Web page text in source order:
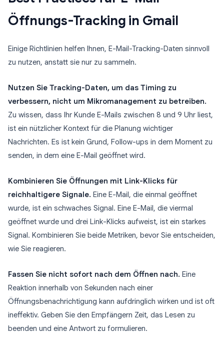
Öffnungs-Tracking in Gmail
Einige Richtlinien helfen Ihnen, E-Mail-Tracking-Daten sinnvoll
zu nutzen, anstatt sie nur zu sammeln.
Nutzen Sie Tracking-Daten, um das Timing zu
verbessern, nicht um Mikromanagement zu betreiben.
Zu wissen, dass Ihr Kunde E-Mails zwischen 8 und 9 Uhr liest,
ist ein nützlicher Kontext für die Planung wichtiger
Nachrichten. Es ist kein Grund, Follow-ups in dem Moment zu
senden, in dem eine E-Mail geöffnet wird.
Kombinieren Sie Öffnungen mit Link-Klicks für
reichhaltigere Signale. Eine E-Mail, die einmal geöffnet
wurde, ist ein schwaches Signal. Eine E-Mail, die viermal
geöffnet wurde und drei Link-Klicks aufweist, ist ein starkes
Signal. Kombinieren Sie beide Metriken, bevor Sie entscheiden,
wie Sie reagieren.
Fassen Sie nicht sofort nach dem Öffnen nach. Eine
Reaktion innerhalb von Sekunden nach einer
Öffnungsbenachrichtigung kann aufdringlich wirken und ist oft
ineffektiv. Geben Sie den Empfängern Zeit, das Lesen zu
beenden und eine Antwort zu formulieren.